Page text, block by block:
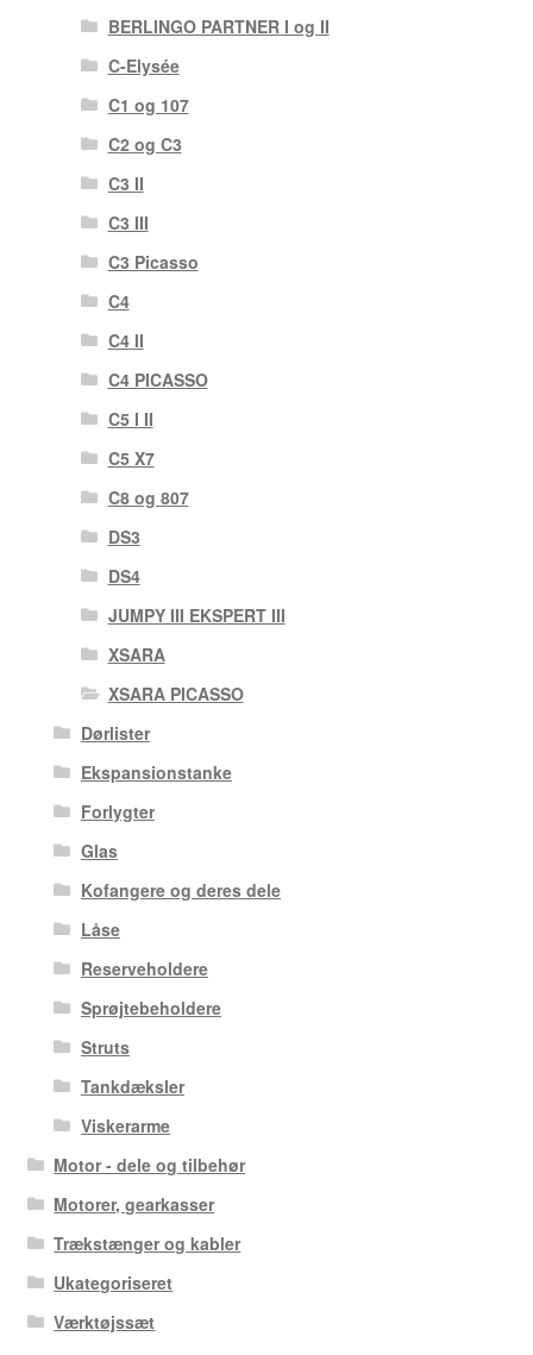
BERLINGO PARTNER I og II
C-Elysée
C1 og 107
C2 og C3
C3 II
C3 III
C3 Picasso
C4
C4 II
C4 PICASSO
C5 I II
C5 X7
C8 og 807
DS3
DS4
JUMPY III EKSPERT III
XSARA
XSARA PICASSO
Dørlister
Ekspansionstanke
Forlygter
Glas
Kofangere og deres dele
Låse
Reserveholdere
Sprøjtebeholdere
Struts
Tankdæksler
Viskerarme
Motor - dele og tilbehør
Motorer, gearkasser
Trækstænger og kabler
Ukategoriseret
Værktøjssæt